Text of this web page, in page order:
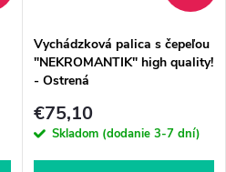
Vychádzková palica s čepeľou
"NEKROMANTIK" high quality!
- Ostrená
€75,10
Skladom (dodanie 3-7 dní)